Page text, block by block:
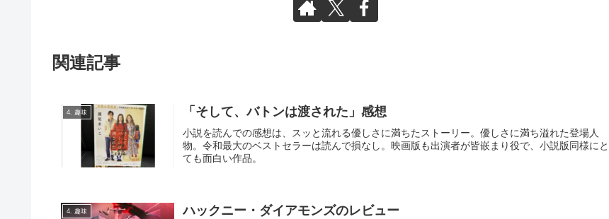
関連記事
4. 趣味 「そして、バトンは渡された」感想
小説を読んでの感想は、スッと流れる優しさに満ちたストーリー。優しさに満ち溢れた登場人
物。令和最大のベストセラーは読んで損なし。映画版も出演者が皆嵌まり役で、小説版同様にと
ても面白い作品。
4. 趣味 ハックニー・ダイアモンズのレビュー